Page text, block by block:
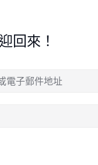
回來！